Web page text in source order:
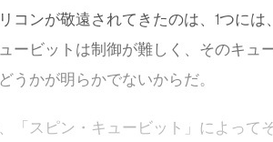
コンが敬遠されてきたのは、1つには
ービットは制御が難しく、そのキュ
うかが明らかでないからだ。
「スピン・キュービット」によって